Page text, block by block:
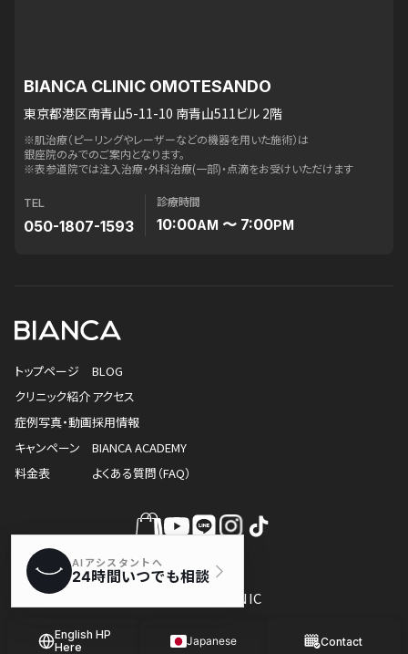
English HP
Here
Japanese Contact
BIANCA CLINIC OMOTESANDO
東京都港区南青山5-11-10 南青山511ビル 2階
※肌治療（ピーリングやレーザーなどの機器を用いた施術）は
銀座院のみでのご案内となります。
※表参道院では注入治療・外科治療(一部)・点滴をお受けいただけます
TEL
050-1807-1593
診療時間
10:00AM 〜 7:00PM
トップページ
クリニック紹介
症例写真・動画
キャンペーン
料金表
BLOG
アクセス
採用情報
BIANCA ACADEMY
よくある質問（FAQ）
© BIANCA CLINIC